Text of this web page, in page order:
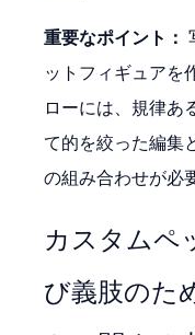
重要なポイント：
ットフィギュアを
ローには、規律あ
て的を絞った編集
の組み合わせが必
カスタムペ
び義肢のた